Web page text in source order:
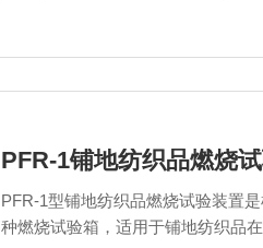
PFR-1铺地纺织品燃烧
PFR-1型铺地纺织品燃烧试验装置
种燃烧试验箱，适用于铺地纺织品